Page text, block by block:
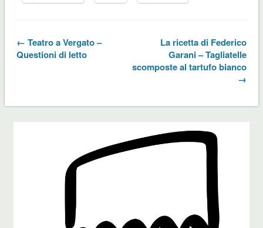
← Teatro a Vergato –
Questioni di letto
La ricetta di Federico
Garani – Tagliatelle
scomposte al tartufo bianco
→